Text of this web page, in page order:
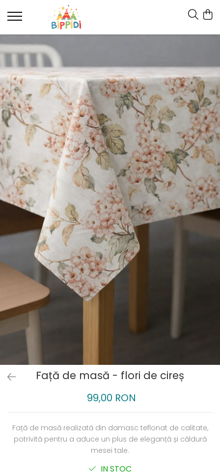
Față de masă - flori de cireș
99,00 RON
Față de masă realizată din damasc teflonat de calitate,
potrivită pentru a aduce un plus de eleganță și căldură
mesei tale.
IN STOC